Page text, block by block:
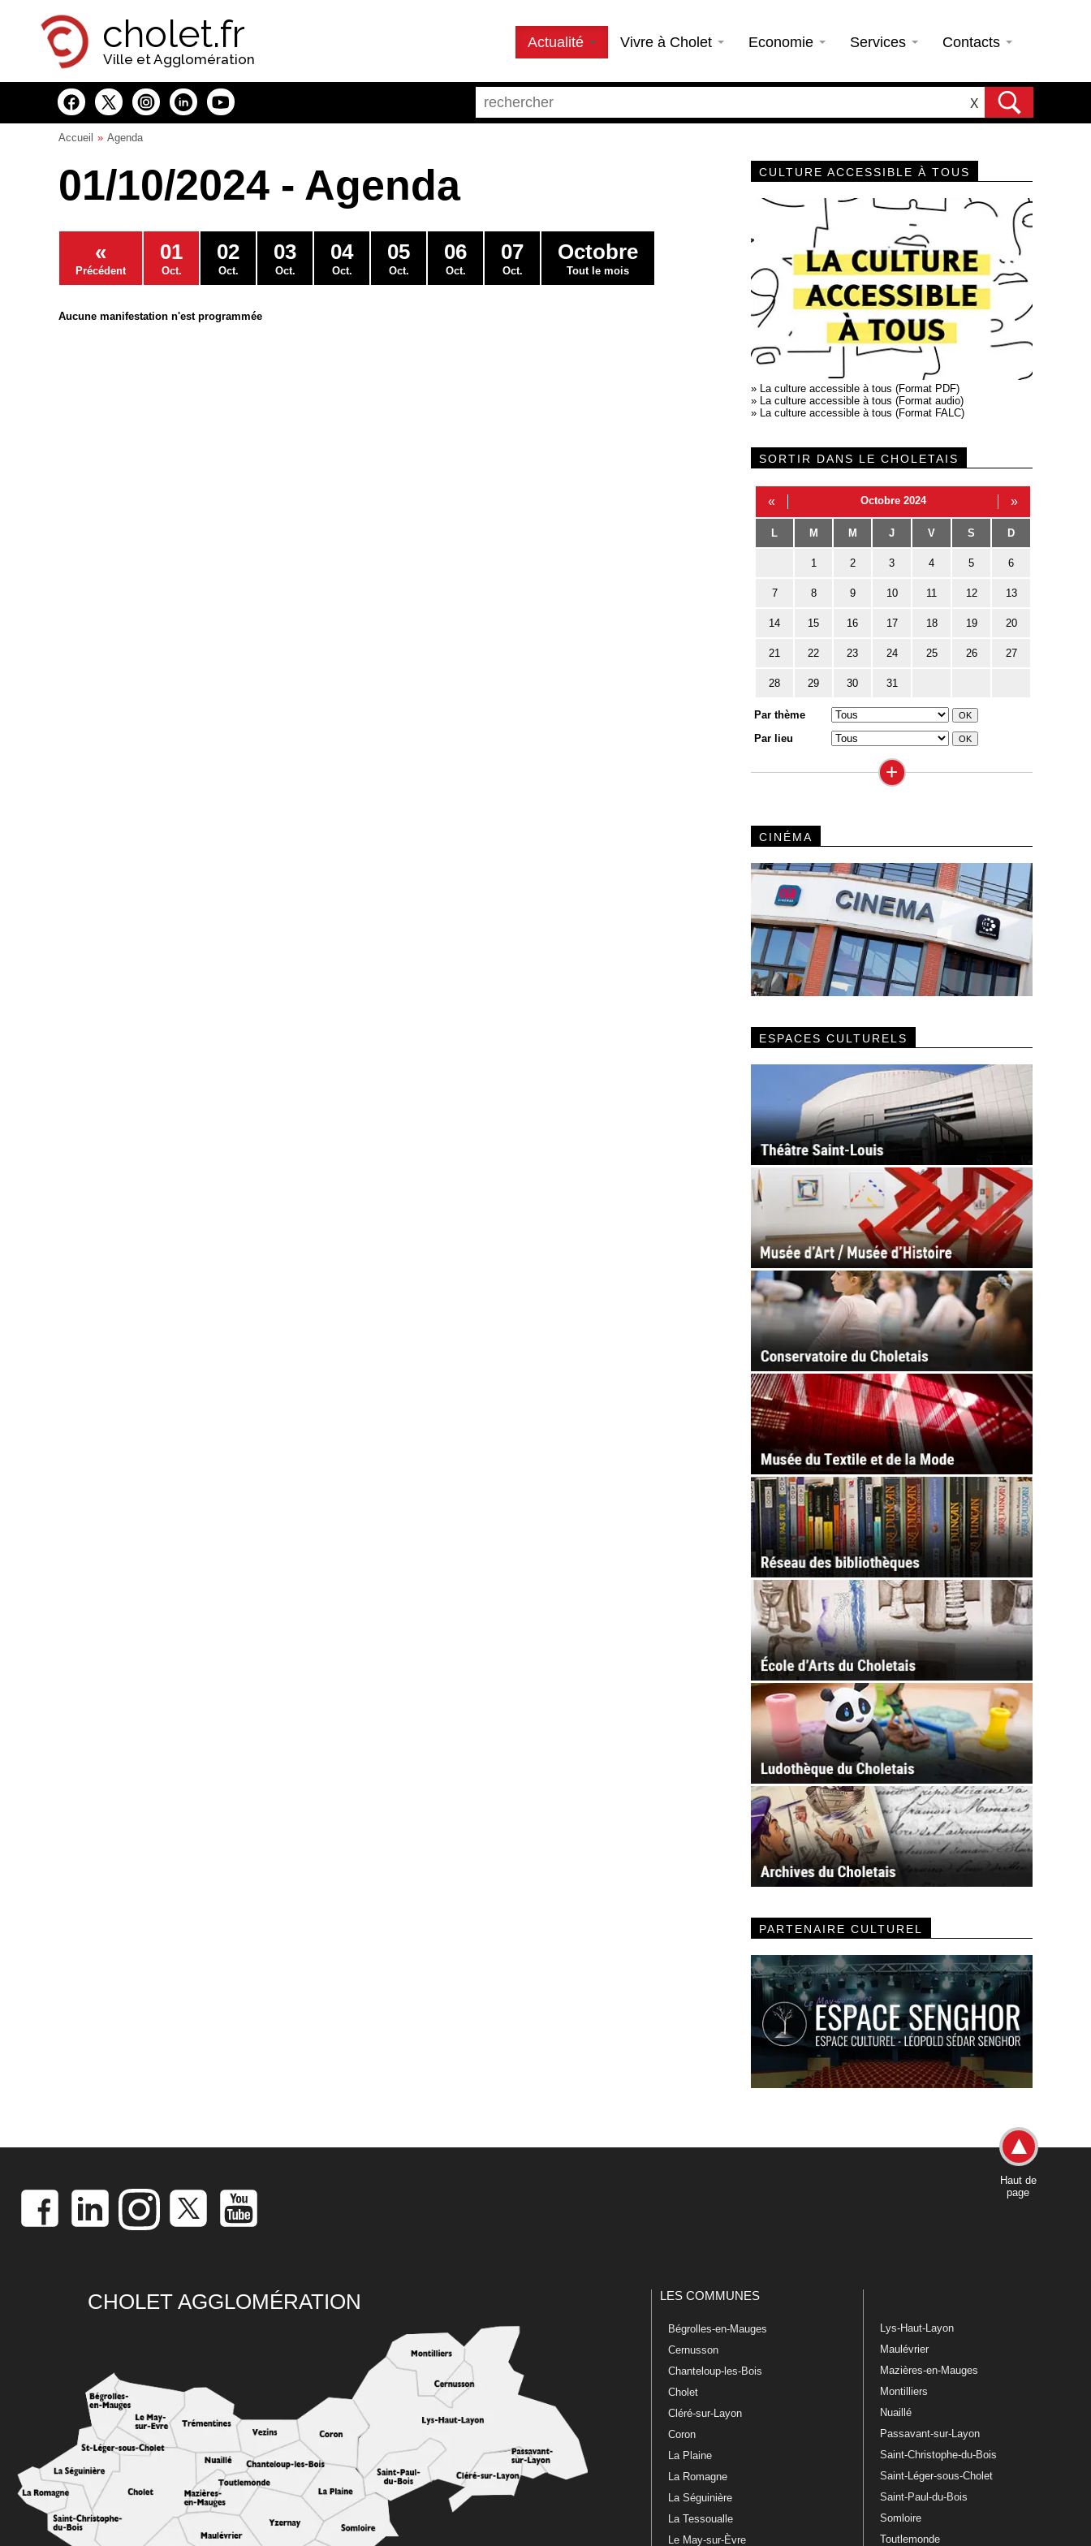
cholet.fr
Ville et Agglomération
Actualité Vivre à Cholet Economie Services Contacts
X
Accueil Agenda
01/10/2024 - Agenda
«
Précédent
01
Oct.
02
Oct.
03
Oct.
04
Oct.
05
Oct.
06
Oct.
07
Oct.
Octobre
Tout le mois
Aucune manifestation n'est programmée
CULTURE ACCESSIBLE À TOUS
» La culture accessible à tous (Format PDF)
» La culture accessible à tous (Format audio)
» La culture accessible à tous (Format FALC)
SORTIR DANS LE CHOLETAIS
« Octobre 2024 »
L M M J V S D
1 2 3 4 5 6
7 8 9 10 11 12 13
14 15 16 17 18 19 20
21 22 23 24 25 26 27
28 29 30 31
Par thème
Par lieu
+
CINÉMA
ESPACES CULTURELS
PARTENAIRE CULTUREL
Haut de
page
CHOLET AGGLOMÉRATION LES COMMUNES
Bégrolles-en-Mauges
Cernusson
Chanteloup-les-Bois
Cholet
Cléré-sur-Layon
Coron
La Plaine
La Romagne
La Séguinière
La Tessoualle
Le May-sur-Èvre
Lys-Haut-Layon
Maulévrier
Mazières-en-Mauges
Montilliers
Nuaillé
Passavant-sur-Layon
Saint-Christophe-du-Bois
Saint-Léger-sous-Cholet
Saint-Paul-du-Bois
Somloire
Toutlemonde